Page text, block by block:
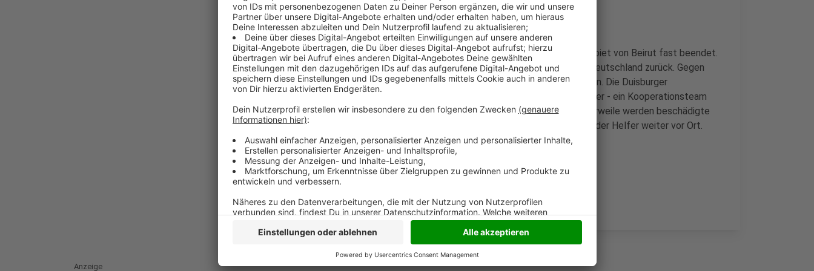
Anzeige
Für die Helfer vom Niederrhein ist der Einsatz im Katastrophengebiet von Beirut fast beendet.
Die ersten Einsatzkräfte von ISAR und THW kehren heute nach Deutschland zurück. Gegen
Mittag werden sie zunächst mit dem Flieger in Rüsselsheim landen. Die Duisburger
Hilfsorganisation hatte mit dem THW - darunter auch zwei Moerser - ein Kooperationsteam
gebildet. Zunächst ging es um die Suche nach Vermissten. Mittlerweile werden beschädigte
Häuser auf ihre Stabilität geprüft. Dafür bleibt auch noch ein Teil der Helfer weiter vor Ort.
Anzeige
Anzeige